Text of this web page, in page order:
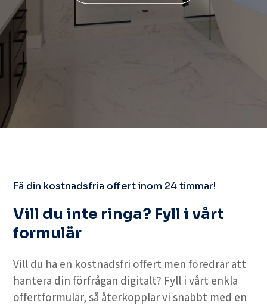
Få din kostnadsfria offert inom 24 timmar!
Vill du inte ringa? Fyll i vårt
formulär
Vill du ha en kostnadsfri offert men föredrar att
hantera din förfrågan digitalt? Fyll i vårt enkla
offertformulär, så återkopplar vi snabbt med en